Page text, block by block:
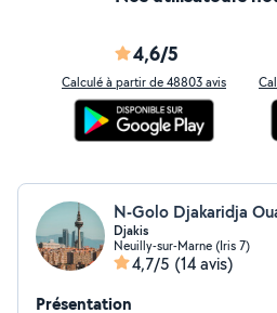
4,6/5
Calculé à partir de 48803 avis
N-Golo Djakaridja
Djakis
Neuilly-sur-Marne (Iris 7)
4,7/5 (14 avis)
Présentation